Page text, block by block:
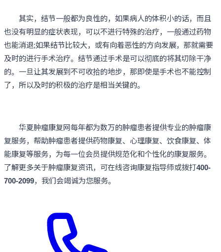
其实，结节一般都为良性的，如果病人的体积小的话，而且
也没有明显的症状表现，可以不进行特殊的治疗，一般通过药物
也能消退;如果结节比较大，或有向着恶性的方向发展，那就需要
及时的进行手术治疗。结节通过手术是可以彻底的将其切除干净
的。一旦让其发展到不可收拾的地步，那即使是手术也不能控制
了，所以及时的积极的治疗是相当关键的。
华夏肿瘤康复网每年都为数万的肿瘤患者提供专业的肿瘤康
复服务，帮助肿瘤患者提供药物康复、心理康复、饮食康复、体
能康复等服务，为每一位会员提供规范化和个性化的康复服务。
了解更多关于肿瘤康复资讯，可在线咨询康复指导师或拨打400-
700-2099，我们会竭诚为您服务。